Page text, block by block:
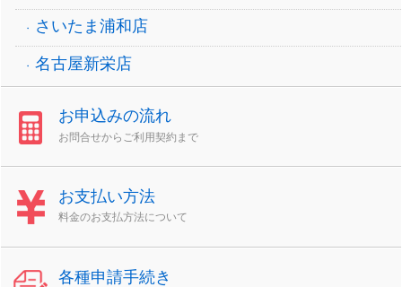
さいたま浦和店
名古屋新栄店
お申込みの流れ
お問合せからご利用契約まで
お支払い方法
料金のお支払方法について
各種申請手続き